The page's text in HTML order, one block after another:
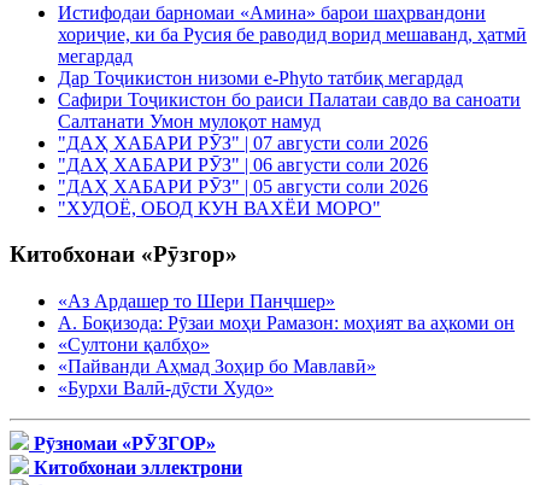
Истифодаи барномаи «Амина» барои шаҳрвандони
хориҷие, ки ба Русия бе раводид ворид мешаванд, ҳатмӣ
мегардад
Дар Тоҷикистон низоми e-Phyto татбиқ мегардад
Сафири Тоҷикистон бо раиси Палатаи савдо ва саноати
Салтанати Умон мулоқот намуд
"ДАҲ ХАБАРИ РӮЗ" | 07 августи соли 2026
"ДАҲ ХАБАРИ РӮЗ" | 06 августи соли 2026
"ДАҲ ХАБАРИ РӮЗ" | 05 августи соли 2026
"ХУДОЁ, ОБОД КУН ВАХЁИ МОРО"
Китобхонаи «Рӯзгор»
«Аз Ардашер то Шери Панҷшер»
А. Боқизода: Рӯзаи моҳи Рамазон: моҳият ва аҳкоми он
«Султони қалбҳо»
«Пайванди Аҳмад Зоҳир бо Мавлавӣ»
«Бурхи Валӣ-дӯсти Худо»
Рӯзномаи «РӮЗГОР»
Китобхонаи эллектрони